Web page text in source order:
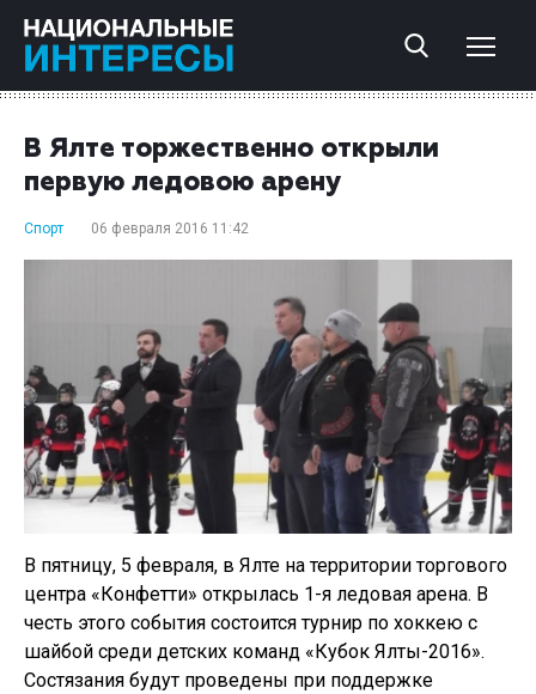
В Ялте торжественно открыли
первую ледовою арену
Спорт 06 февраля 2016 11:42
В пятницу, 5 февраля, в Ялте на территории торгового
центра «Конфетти» открылась 1-я ледовая арена. В
честь этого события состоится турнир по хоккею с
шайбой среди детских команд «Кубок Ялты-2016».
Состязания будут проведены при поддержке